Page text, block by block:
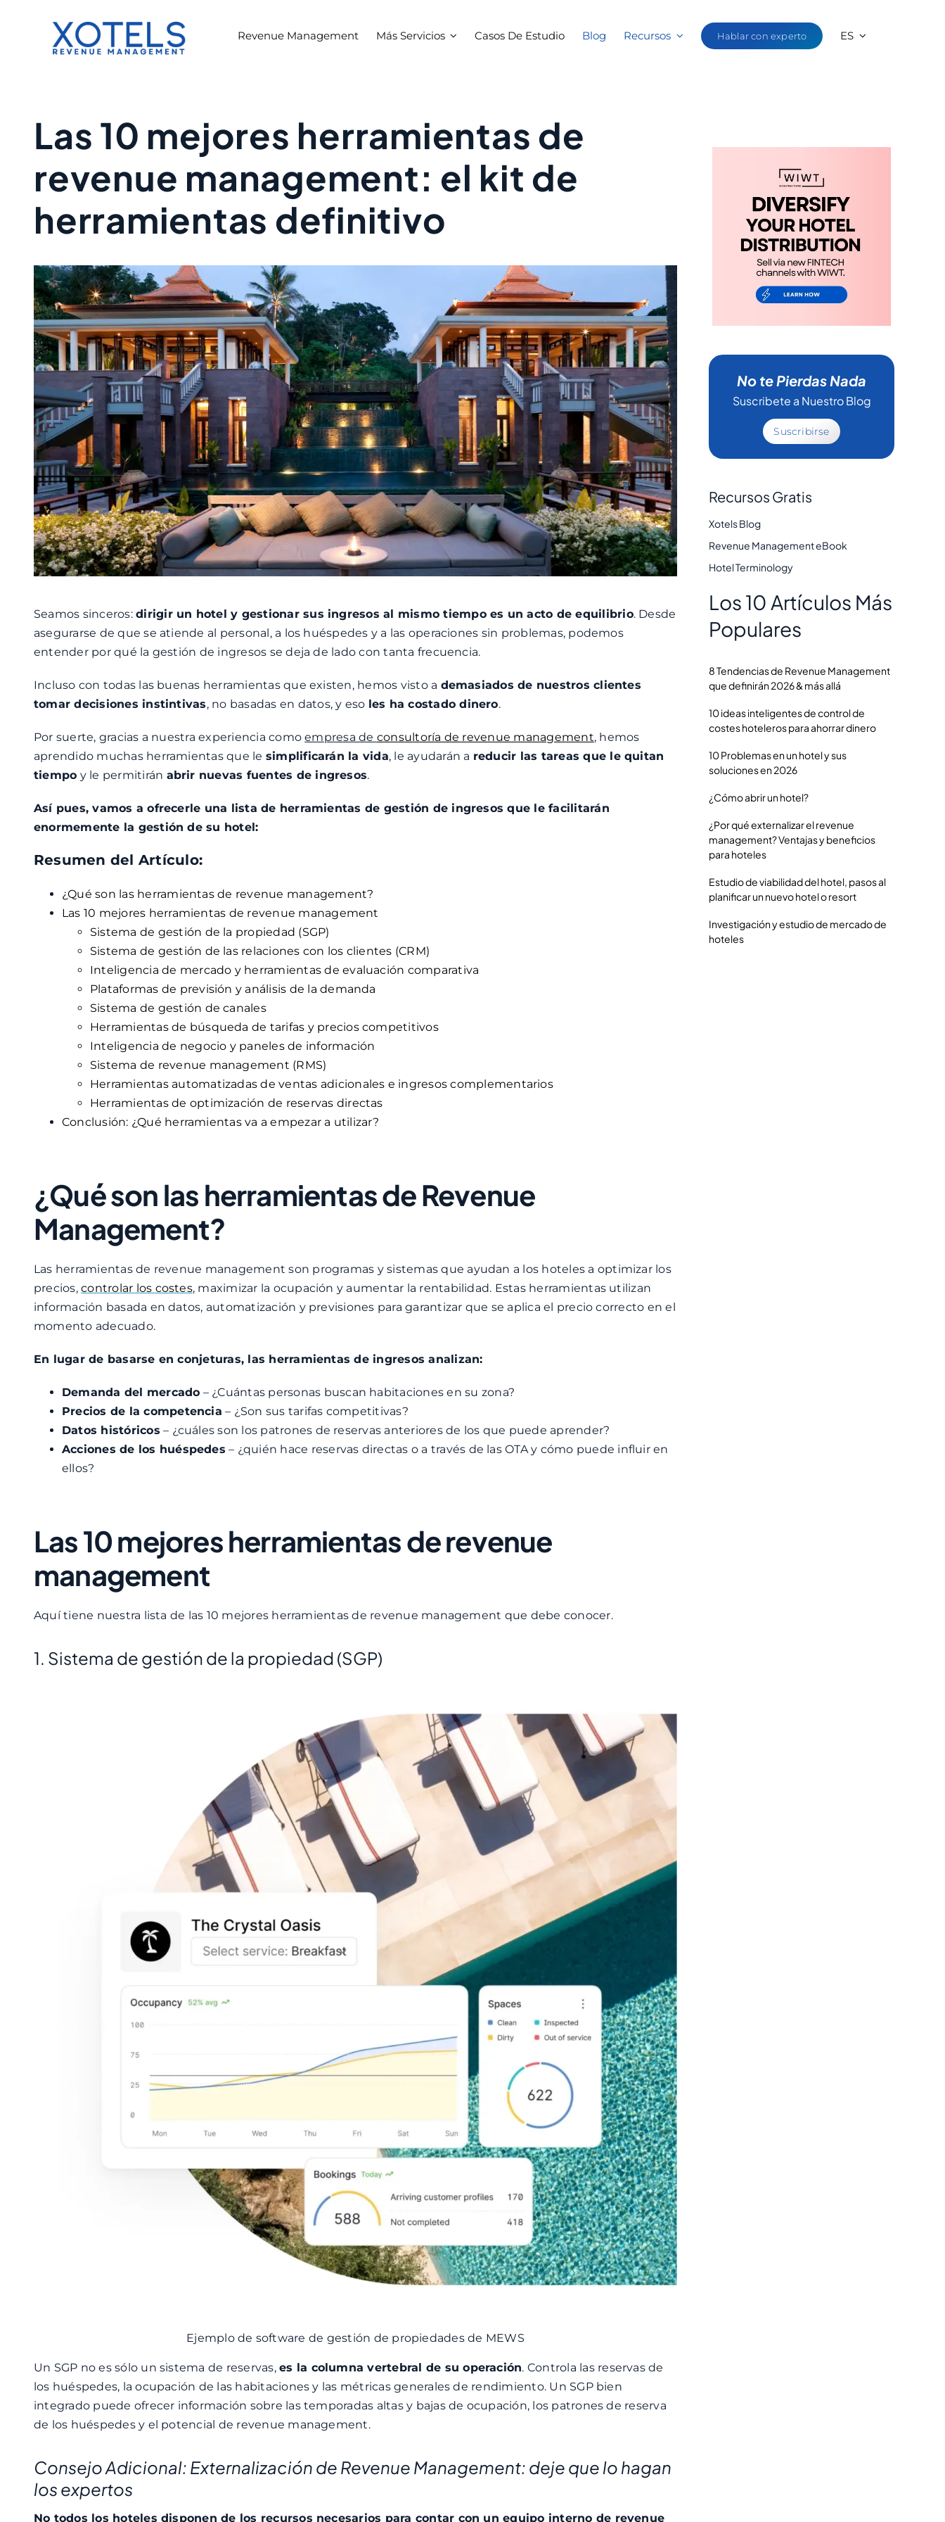
Revenue Management Más Servicios Casos De Estudio Blog Recursos Hablar con experto ES
Las 10 mejores herramientas de
revenue management: el kit de
herramientas definitivo
Seamos sinceros:dirigir un hotel y gestionar sus ingresos al mismo tiempo es un acto de equilibrio. Desde
asegurarse de que se atiende al personal, a los huéspedes y a las operaciones sin problemas, podemos
entender por qué la gestión de ingresos se deja de lado con tanta frecuencia.
Incluso con todas las buenas herramientas que existen, hemos visto a demasiados de nuestros clientes
tomar decisiones instintivas, no basadas en datos, y eso les ha costado dinero.
Por suerte, gracias a nuestra experiencia comoempresa de consultoría de revenue management, hemos
aprendido muchas herramientas que le simplificarán la vida, le ayudarán a reducir las tareas que le quitan
tiempo y le permitirán abrir nuevas fuentes de ingresos.
Así pues, vamos a ofrecerle una lista de herramientas de gestión de ingresos que le facilitarán
enormemente la gestión de su hotel:
Resumen del Artículo:
¿Qué son las herramientas de revenue management?
Las 10 mejores herramientas de revenue management
Sistema de gestión de la propiedad (SGP)
Sistema de gestión de las relaciones con los clientes (CRM)
Inteligencia de mercado y herramientas de evaluación comparativa
Plataformas de previsión y análisis de la demanda
Sistema de gestión de canales
Herramientas de búsqueda de tarifas y precios competitivos
Inteligencia de negocio y paneles de información
Sistema de revenue management (RMS)
Herramientas automatizadas de ventas adicionales e ingresos complementarios
Herramientas de optimización de reservas directas
Conclusión: ¿Qué herramientas va a empezar a utilizar?
¿Qué son las herramientas de Revenue
Management?
Las herramientas de revenue management son programas y sistemas que ayudan a los hoteles a optimizar los
precios,controlar los costes, maximizar la ocupación y aumentar la rentabilidad. Estas herramientas utilizan
información basada en datos, automatización y previsiones para garantizar que se aplica el precio correcto en el
momento adecuado.
En lugar de basarse en conjeturas, las herramientas de ingresos analizan:
Demanda del mercado – ¿Cuántas personas buscan habitaciones en su zona?
Precios de la competencia – ¿Son sus tarifas competitivas?
Datos históricos – ¿cuáles son los patrones de reservas anteriores de los que puede aprender?
Acciones de los huéspedes – ¿quién hace reservas directas o a través de las OTA y cómo puede influir en
ellos?
Las 10 mejores herramientas de revenue
management
Aquí tiene nuestra lista de las 10 mejores herramientas de revenue management que debe conocer.
1. Sistema de gestión de la propiedad (SGP)
Ejemplo de software de gestión de propiedades de MEWS
Un SGP no es sólo un sistema de reservas,es la columna vertebral de su operación. Controla las reservas de
los huéspedes, la ocupación de las habitaciones y las métricas generales de rendimiento. Un SGP bien
integrado puede ofrecer información sobre las temporadas altas y bajas de ocupación, los patrones de reserva
de los huéspedes y el potencial de revenue management.
Consejo Adicional: Externalización de Revenue Management: deje que lo hagan
los expertos
No todos los hoteles disponen de los recursos necesarios para contar con un equipo interno de revenue
No te Pierdas Nada
Suscribete a Nuestro Blog
Suscribirse
Recursos Gratis
Xotels Blog
Revenue Management eBook
Hotel Terminology
Los 10 Artículos Más
Populares
8 Tendencias de Revenue Management
que definirán 2026 & más allá
10 ideas inteligentes de control de
costes hoteleros para ahorrar dinero
10 Problemas en un hotel y sus
soluciones en 2026
¿Cómo abrir un hotel?
¿Por qué externalizar el revenue
management? Ventajas y beneficios
para hoteles
Estudio de viabilidad del hotel, pasos al
planificar un nuevo hotel o resort
Investigación y estudio de mercado de
hoteles